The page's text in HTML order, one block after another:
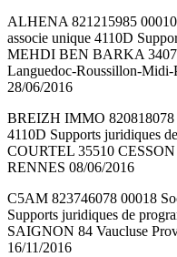
ALHENA 821215985 00010
associe unique 4110D
MEHDI BEN BARKA
Languedoc-Roussillon-
28/06/2016
BREIZH IMMO 820818078
4110D Supports juridiques
COURTEL 35510
RENNES 08/06/2016
C5AM 823746078 00018
Supports juridiques de
SAIGNON 84 Vaucluse
16/11/2016